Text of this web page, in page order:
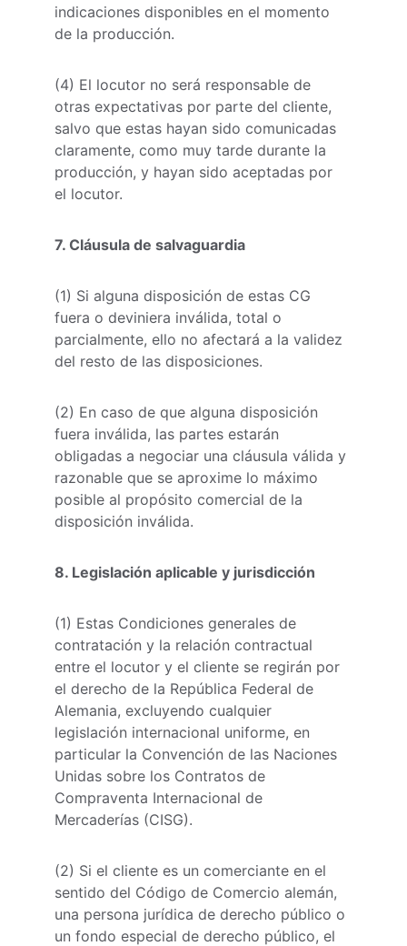
indicaciones disponibles en el momento
de la producción.
(4) El locutor no será responsable de
otras expectativas por parte del cliente,
salvo que estas hayan sido comunicadas
claramente, como muy tarde durante la
producción, y hayan sido aceptadas por
el locutor.
7. Cláusula de salvaguardia
(1) Si alguna disposición de estas CG
fuera o deviniera inválida, total o
parcialmente, ello no afectará a la validez
del resto de las disposiciones.
(2) En caso de que alguna disposición
fuera inválida, las partes estarán
obligadas a negociar una cláusula válida y
razonable que se aproxime lo máximo
posible al propósito comercial de la
disposición inválida.
8. Legislación aplicable y jurisdicción
(1) Estas Condiciones generales de
contratación y la relación contractual
entre el locutor y el cliente se regirán por
el derecho de la República Federal de
Alemania, excluyendo cualquier
legislación internacional uniforme, en
particular la Convención de las Naciones
Unidas sobre los Contratos de
Compraventa Internacional de
Mercaderías (CISG).
(2) Si el cliente es un comerciante en el
sentido del Código de Comercio alemán,
una persona jurídica de derecho público o
un fondo especial de derecho público, el